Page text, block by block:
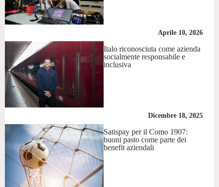
Aprile 10, 2026
Italo riconosciuta come azienda
socialmente responsabile e
inclusiva
Dicembre 18, 2025
Satispay per il Como 1907:
buoni pasto come parte dei
benefit aziendali